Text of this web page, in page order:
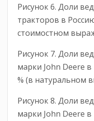
Рисунок 6. Доли
тракторов в
стоимостном
Рисунок 7. Доли
марки John Deere
% (в
Рисунок 8. Доли
марки John Deere